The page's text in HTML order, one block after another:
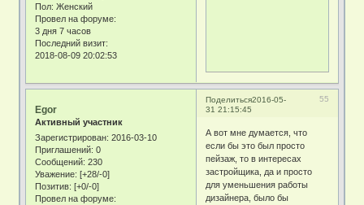
Пол: Женский
Провел на форуме:
3 дня 7 часов
Последний визит:
2018-08-09 20:02:53
Поделиться 55
2016-05-
31 21:15:45
Egor
Активный участник
Зарегистрирован: 2016-03-10
Приглашений: 0
Сообщений: 230
Уважение: [+28/-0]
Позитив: [+0/-0]
Провел на форуме:
А вот мне думается, что
если бы это был просто
пейзаж, то в интересах
застройщика, да и просто
для уменьшения работы
дизайнера, было бы